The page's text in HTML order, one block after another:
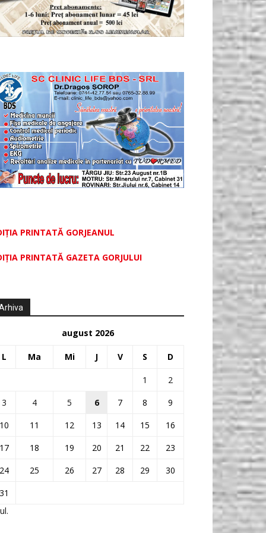
PRINTATĂ GORJEANUL
PRINTATĂ GAZETA GORJULUI
august 2026
L Ma Mi J V S D
1
2
3
4 5 6 7 8
9
11 12 13 14 15
16
18 19 20 21 22
23
25 26 27 28 29
30